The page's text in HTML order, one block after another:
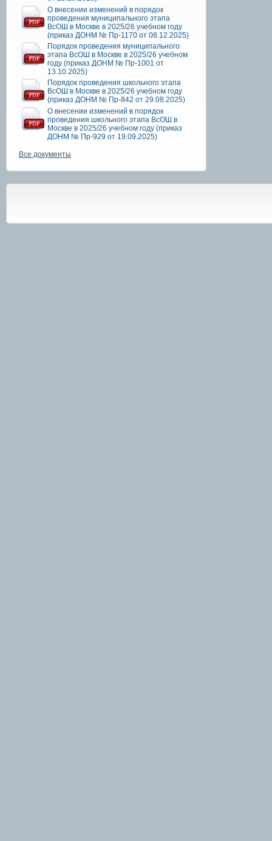
О внесении изменений в порядок
проведения муниципального этапа
ВсОШ в Москве в 2025/26 учебном году
(приказ ДОНМ № Пр-1170 от 08.12.2025)
Порядок проведения муниципального
этапа ВсОШ в Москве в 2025/26 учебном
году (приказ ДОНМ № Пр-1001 от
13.10.2025)
Порядок проведения школьного этапа
ВсОШ в Москве в 2025/26 учебном году
(приказ ДОНМ № Пр-842 от 29.08.2025)
О внесении изменений в порядок
проведения школьного этапа ВсОШ в
Москве в 2025/26 учебном году (приказ
ДОНМ № Пр-929 от 19.09.2025)
Все документы